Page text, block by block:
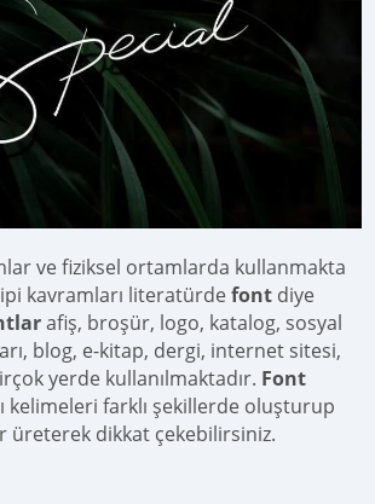
ve fiziksel ortamlarda kullanmakta
kavramları literatürdefont diye
afiş, broşür, logo, katalog, sosyal
blog, e-kitap, dergi, internet sitesi,
yerde kullanılmaktadır. Font
kelimeleri farklı şekillerde oluşturup
üreterek dikkat çekebilirsiniz.